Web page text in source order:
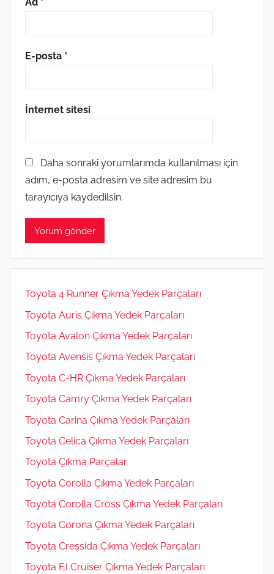
Ad *
E-posta *
İnternet sitesi
Daha sonraki yorumlarımda kullanılması için
adım, e-posta adresim ve site adresim bu
tarayıcıya kaydedilsin.
Toyota 4 Runner Çıkma Yedek Parçaları
Toyota Auris Çıkma Yedek Parçaları
Toyota Avalon Çıkma Yedek Parçaları
Toyota Avensis Çıkma Yedek Parçaları
Toyota C-HR Çıkma Yedek Parçaları
Toyota Camry Çıkma Yedek Parçaları
Toyota Carina Çıkma Yedek Parçaları
Toyota Celica Çıkma Yedek Parçaları
Toyota Çıkma Parçalar
Toyota Corolla Çıkma Yedek Parçaları
Toyota Corolla Cross Çıkma Yedek Parçaları
Toyota Corona Çıkma Yedek Parçaları
Toyota Cressida Çıkma Yedek Parçaları
Toyota FJ Cruiser Çıkma Yedek Parçaları